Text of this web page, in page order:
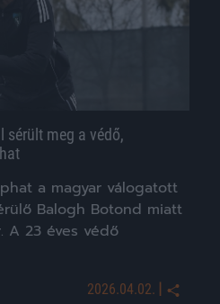
sérült meg a védő,
a magyar válogatott
Balogh Botond miatt
A 23 éves védő
2026.04.02. |